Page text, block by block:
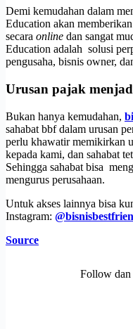
Demi kemudahan dalam
Education akan
secara online dan sangat
Education adalah solusi
pengusaha, bisnis owner,
Urusan pajak
Bukan hanya kemudahan,
sahabat bbf dalam urusan
perlu khawatir memikirkan
kepada kami, dan sahabat
Sehingga sahabat bisa
mengurus perusahaan.
Untuk akses lainnya bisa
Instagram:
Source
Follow